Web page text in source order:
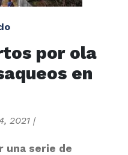
por ola
en
2021 |
una serie de